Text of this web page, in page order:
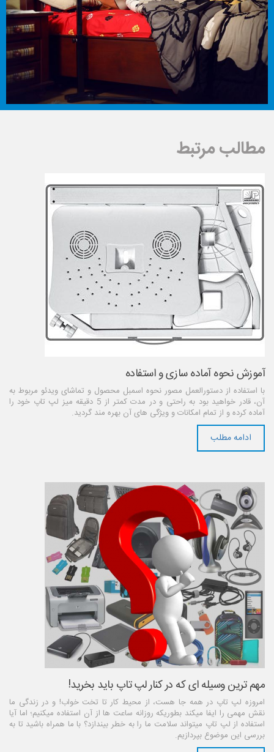
مطالب مرتبط
آموزش نحوه آماده سازی و استفاده
با استفاده از دستورالعمل مصور نحوه اسمبل محصول و تماشای ویدئو مربوط به
آن، قادر خواهید بود به راحتی و در مدت کمتر از 5 دقیقه میز لپ تاپ خود را
آماده کرده و از تمام امکانات و ویژگی های آن بهره مند گردید.
ادامه مطلب
مهم ترین وسیله ای که در کنار لپ تاپ باید بخرید!
امروزه لپ تاپ در همه جا هست، از محیط کار تا تخت خواب! و در زندگی ما
نقش مهمی را ایفا میکند بطوریکه روزانه ساعت ها از آن استفاده میکنیم؛ اما آیا
استفاده از لپ تاپ میتواند سلامت ما را به خطر بیندازد؟ با ما همراه باشید تا به
بررسی این موضوع بپردازیم.